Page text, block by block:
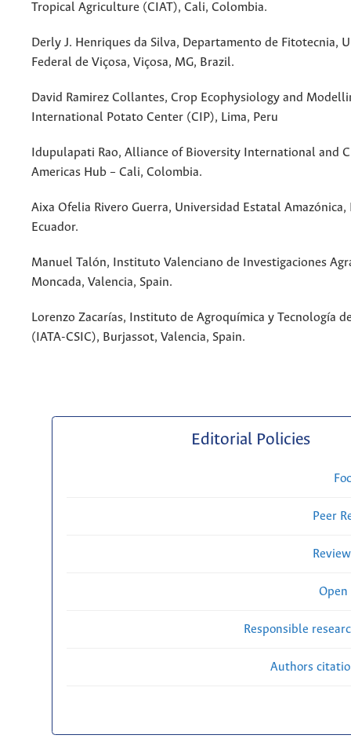
Tropical Agriculture (CIAT), Cali, Colombia.
Derly J. Henriques da Silva, Departamento de Fitotecnia,
Federal de Viçosa, Viçosa, MG, Brazil.
David Ramirez Collantes, Crop Ecophysiology and
International Potato Center (CIP), Lima, Peru
Idupulapati Rao, Alliance of Bioversity International and
Americas Hub – Cali, Colombia.
Aixa Ofelia Rivero Guerra, Universidad Estatal Amazónica,
Ecuador.
Manuel Talón, Instituto Valenciano de Investigaciones
Moncada, Valencia, Spain.
Lorenzo Zacarías, Instituto de Agroquímica y Tecnología
(IATA-CSIC), Burjassot, Valencia, Spain.
Editorial Policies
Peer
Open
Responsible
Authors